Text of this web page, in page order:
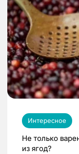
Интересное
Не только
из ягод?